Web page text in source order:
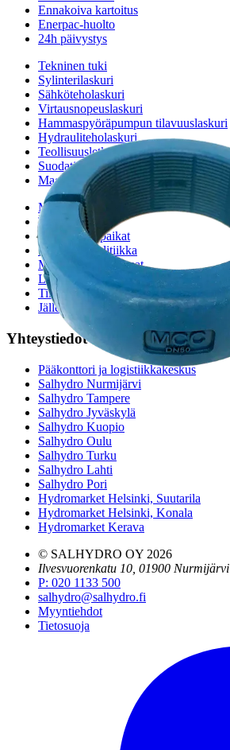
Ennakoiva kartoitus
Enerpac-huolto
24h päivystys
Tekninen tuki
Sylinterilaskuri
Sähköteholaskuri
Virtausnopeuslaskuri
Hammaspyöräpumpun tilavuuslaskuri
Hydrauliteholaskuri
Teollisuusletkuhaku
Suodatinhaku
Magneettikelahaku
Meistä
Tarina
Avoimet työpaikat
Ympäristöpolitiikka
Messut ja tapahtumat
Laskutustiedot
Tilinavaushakemus
Jälleenmyyjät
Yhteystiedot
Pääkonttori ja logistiikkakeskus
Salhydro Nurmijärvi
Salhydro Tampere
Salhydro Jyväskylä
Salhydro Kuopio
Salhydro Oulu
Salhydro Turku
Salhydro Lahti
Salhydro Pori
Hydromarket Helsinki, Suutarila
Hydromarket Helsinki, Konala
Hydromarket Kerava
© SALHYDRO OY 2026
Ilvesvuorenkatu 10, 01900 Nurmijärvi
P: 020 1133 500
salhydro@salhydro.fi
Myyntiehdot
Tietosuoja